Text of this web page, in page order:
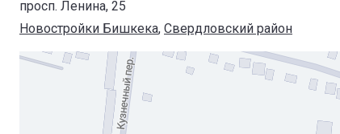
просп. Ленина, 25
Новостройки Бишкека, Свердловский район